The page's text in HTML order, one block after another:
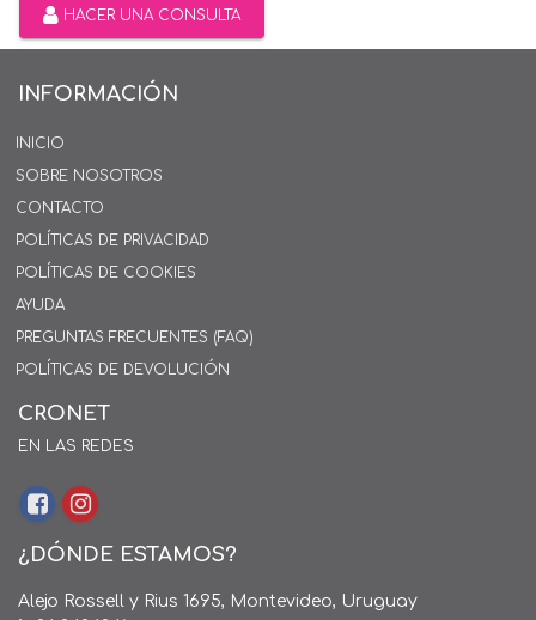
HACER UNA CONSULTA
INFORMACIÓN
INICIO
SOBRE NOSOTROS
CONTACTO
POLÍTICAS DE PRIVACIDAD
POLÍTICAS DE COOKIES
AYUDA
PREGUNTAS FRECUENTES (FAQ)
POLÍTICAS DE DEVOLUCIÓN
CRONET
EN LAS REDES
¿DÓNDE ESTAMOS?
Alejo Rossell y Rius 1695, Montevideo, Uruguay